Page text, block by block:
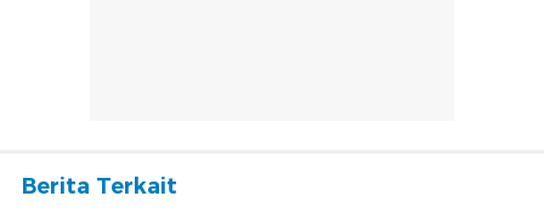
Berita Terkait